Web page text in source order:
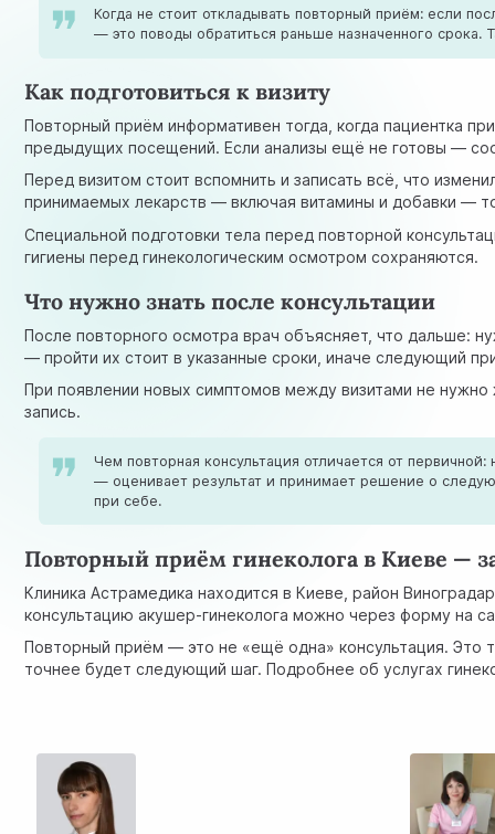
Когда не стоит откладывать повторный приём: если
— это поводы обратиться раньше назначенного
Как подготовиться к визиту
Повторный приём информативен тогда, когда пациентка
предыдущих посещений. Если анализы ещё не готовы —
Перед визитом стоит вспомнить и записать всё, что
принимаемых лекарств — включая витамины и добавки —
Специальной подготовки тела перед повторной
гигиены перед гинекологическим осмотром сохраняются.
Что нужно знать после консультации
После повторного осмотра врач объясняет, что дальше:
— пройти их стоит в указанные сроки, иначе следующий
При появлении новых симптомов между визитами не
запись.
Чем повторная консультация отличается от
— оценивает результат и принимает решение о
при себе.
Повторный приём гинеколога в Киеве —
Клиника Астрамедика находится в Киеве, район
консультацию акушер-гинеколога можно через форму на
Повторный приём — это не «ещё одна» консультация. Это
точнее будет следующий шаг. Подробнее об услугах